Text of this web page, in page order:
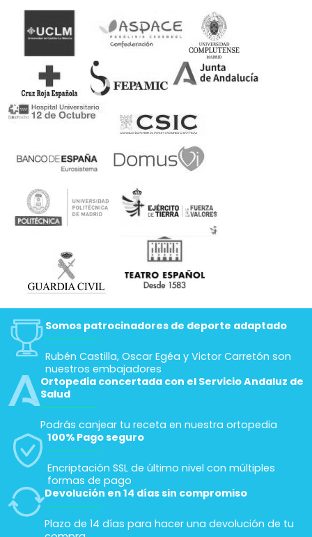
Somos patrocinadores de deporte adaptado
Rubén Castilla, Oscar Egéa y Victor Carretón son
nuestros embajadores
Ortopedia concertada con el Servicio Andaluz de
Salud
Podrás canjear tu receta en nuestra ortopedia
100% Pago seguro
Encriptación SSL de último nivel con múltiples
formas de pago
Devolución en 14 días sin compromiso
Plazo de 14 días para hacer una devolución de tu